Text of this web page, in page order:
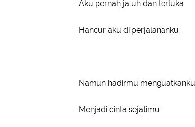
Aku pernah jatuh dan terluka
Hancur aku di perjalananku
Namun hadirmu menguatkanku
Menjadi cinta sejatimu